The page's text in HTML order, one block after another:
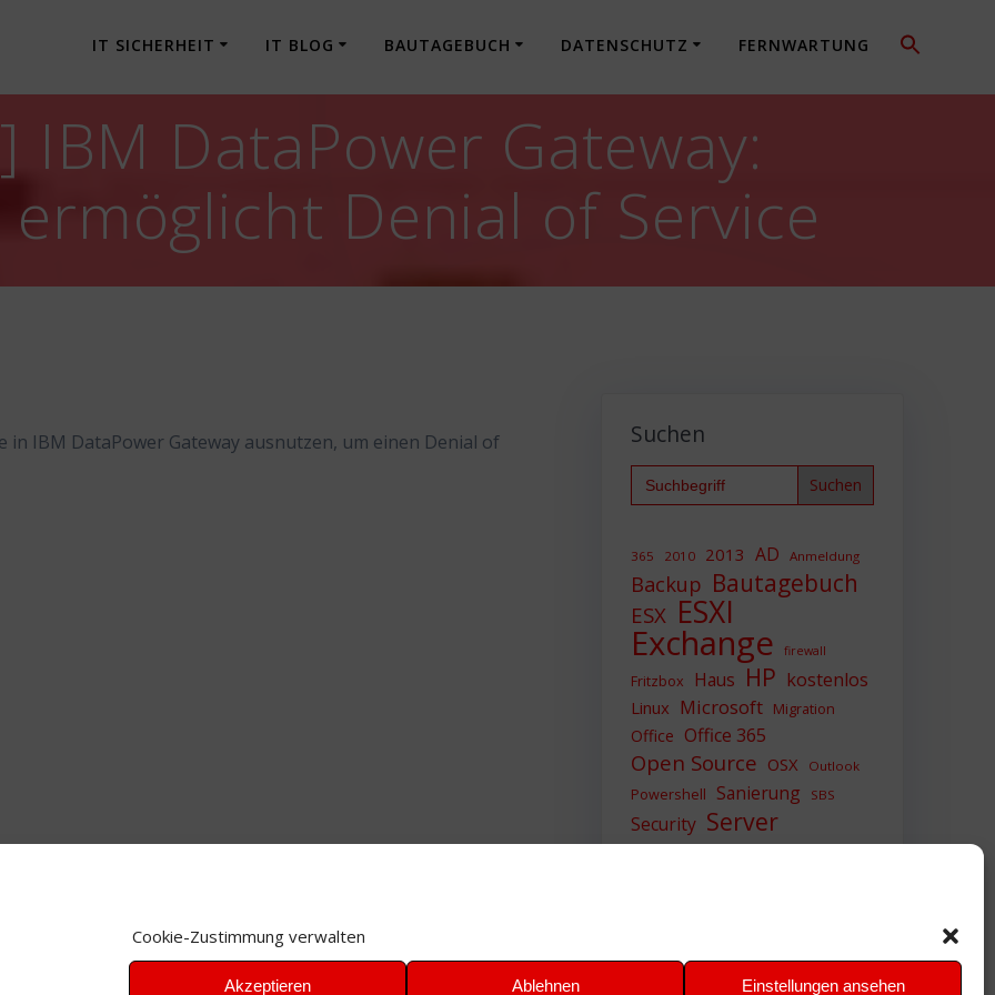
Cookie-Zustimmung verwalten
Akzeptieren Ablehnen Einstellungen ansehen
IT SICHERHEIT IT BLOG BAUTAGEBUCH DATENSCHUTZ FERNWARTUNG
IBM DataPower Gateway:
Denial of Service
in IBM DataPower Gateway ausnutzen, um einen Denial of
Suchen
Search
for:
365 2010 2013 AD Anmeldung
Backup Bautagebuch
ESX ESXI
Exchange firewall
Fritzbox Haus HP kostenlos
Linux Microsoft Migration
Office Office 365
Open Source OSX Outlook
Powershell Sanierung SBS
Security Server
Sicherheit SIEM
VMWare VPN WAZUH